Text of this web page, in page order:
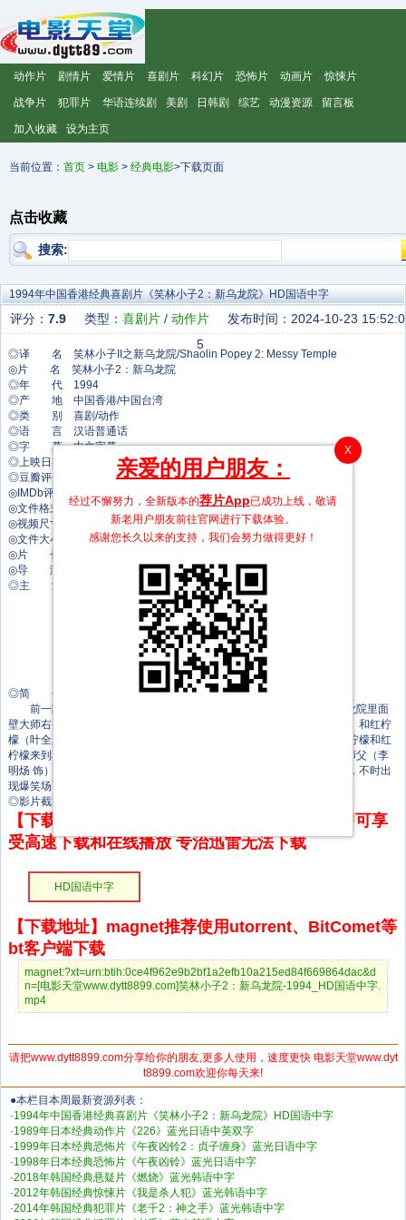
动作片 剧情片 爱情片 喜剧片 科幻片 恐怖片 动画片 惊悚片
战争片 犯罪片 华语连续剧 美剧 日韩剧 综艺 动漫资源 留言板
加入收藏 设为主页
当前位置： 首页 > 电影 > 经典电影>下载页面
点击收藏
搜索:
1994年中国香港经典喜剧片《笑林小子2：新乌龙院》HD国语中字
评分： 7.9 类型： 喜剧片 / 动作片
发布时间：2024-10-23 15:52:0
5
◎译 名 笑林小子II之新乌龙院/Shaolin Popey 2: Messy Temple
◎片 名 笑林小子2：新乌龙院
◎年 代 1994
◎产 地 中国香港/中国台湾
◎类 别 喜剧/动作
◎语 言 汉语普通话
◎字 幕 中文字幕
◎上映日期 1994-07-21(中国香港)
◎豆瓣评分 7.9/10 from 71822 users
◎IMDb评分 5.9/10 from 426 users
◎文件格式 x264 + ACC
◎视频尺寸 1920 x 1080
◎文件大小 1883 MB
◎片 长 90 Mins
◎导 演 朱延平
◎主 演 郝劭文
◎简 介
前一阵子销声匿迹的女魔头天魔再次出山，这次她的目的是印在乌龙院里面
壁大师右手掌舵洗髓经。于是，天魔收买了糊涂杀手黄柠檬（张卫健 饰）和红柠
檬（叶全真 饰），派两人前往乌龙院砍下面壁大师的右手掌带回来。黄柠檬和红
柠檬来到乌龙院后，遇上了寺内三名行踪怪诞的弟子，这三人不时与其师父（李
明炀 饰）斗法，红、黄柠檬却认为这三人不简单。这三名弟子行为古怪，不时出
现爆笑场面。最后红、黄柠檬能否完成任务？
◎影片截图
【下载地址】本站专属下载器：点击下方链接 即可享
受高速下载和在线播放 专治迅雷无法下载
HD国语中字
【下载地址】magnet推荐使用utorrent、BitComet等
bt客户端下载
magnet:?xt=urn:btih:0ce4f962e9b2bf1a2efb10a215ed84f669864dac&d
n=[电影天堂www.dytt8899.com]笑林小子2：新乌龙院-1994_HD国语中字.
mp4
请把www.dytt8899.com分享给你的朋友,更多人使用，速度更快 电影天堂www.dyt
t8899.com欢迎你每天来!
●本栏目本周最新资源列表：
·1994年中国香港经典喜剧片《笑林小子2：新乌龙院》HD国语中字
·1989年日本经典动作片《226》蓝光日语中英双字
·1999年日本经典恐怖片《午夜凶铃2：贞子缠身》蓝光日语中字
·1998年日本经典恐怖片《午夜凶铃》蓝光日语中字
·2018年韩国经典悬疑片《燃烧》蓝光韩语中字
·2012年韩国经典惊悚片《我是杀人犯》蓝光韩语中字
·2014年韩国经典犯罪片《老千2：神之手》蓝光韩语中字
X
亲爱的用户朋友：
经过不懈努力，全新版本的荐片App已成功上线，敬请
新老用户朋友前往官网进行下载体验。
感谢您长久以来的支持，我们会努力做得更好！